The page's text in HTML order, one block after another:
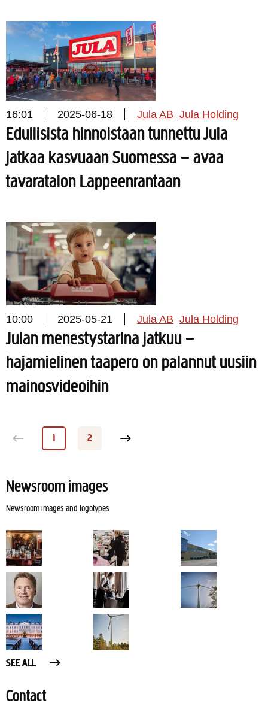
16:01 2025-06-18 Jula AB Jula Holding
Edullisista hinnoistaan tunnettu Jula
jatkaa kasvuaan Suomessa – avaa
tavaratalon Lappeenrantaan
10:00 2025-05-21 Jula AB Jula Holding
Julan menestystarina jatkuu –
hajamielinen taapero on palannut uusiin
mainosvideoihin
Page
1 2
Next page
Newsroom images
Newsroom images and logotypes
SEE ALL
Contact